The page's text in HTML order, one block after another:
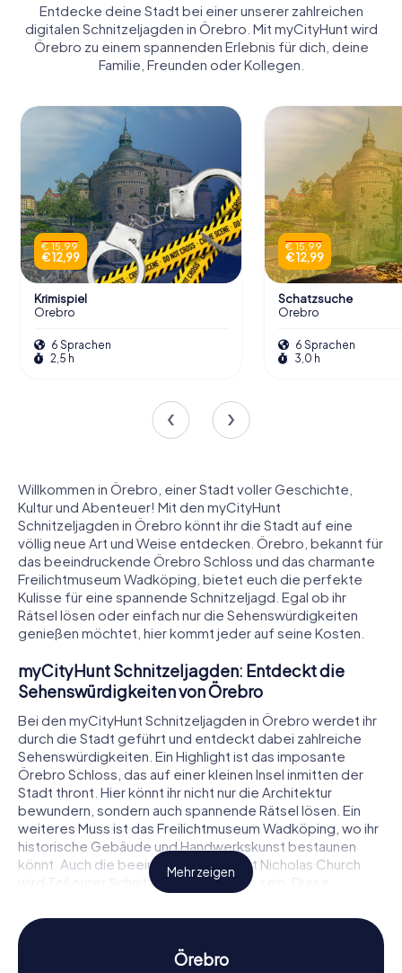
Entdecke deine Stadt bei einer unserer zahlreichen
digitalen Schnitzeljagden in Örebro. Mit myCityHunt wird
Örebro zu einem spannenden Erlebnis für dich, deine
Familie, Freunden oder Kollegen.
€ 15,99
€ 12,99
Krimispiel
Örebro
6 Sprachen
2,5 h
€ 15,99
€ 12,99
Schatzsuche
Örebro
6 Sprachen
3,0 h
Willkommen in Örebro, einer Stadt voller Geschichte,
Kultur und Abenteuer! Mit den myCityHunt
Schnitzeljagden in Örebro könnt ihr die Stadt auf eine
völlig neue Art und Weise entdecken. Örebro, bekannt für
das beeindruckende Örebro Schloss und das charmante
Freilichtmuseum Wadköping, bietet euch die perfekte
Kulisse für eine spannende Schnitzeljagd. Egal ob ihr
Rätsel lösen oder einfach nur die Sehenswürdigkeiten
genießen möchtet, hier kommt jeder auf seine Kosten.
myCityHunt Schnitzeljagden: Entdeckt die
Sehenswürdigkeiten von Örebro
Bei den myCityHunt Schnitzeljagden in Örebro werdet ihr
durch die Stadt geführt und entdeckt dabei zahlreiche
Sehenswürdigkeiten. Ein Highlight ist das imposante
Örebro Schloss, das auf einer kleinen Insel inmitten der
Stadt thront. Hier könnt ihr nicht nur die Architektur
bewundern, sondern auch spannende Rätsel lösen. Ein
weiteres Muss ist das Freilichtmuseum Wadköping, wo ihr
historische Gebäude und Handwerkskunst bestaunen
könnt. Auch die beeindruckende Saint Nicholas Church
wird Teil eurer Schnitzeljagd in Örebro sein. Diese
sondern auch interessante Aufgaben, die eure
Teamarbeit und Kreativität fordern.
Mehr zeigen
Örebro